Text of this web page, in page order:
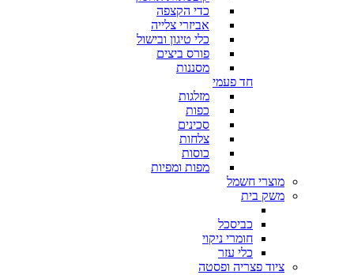
כדי הקצפה
אביזרי צלייה
כלי טיגון ובישול
פורס ביצים
מסננות
חד פעמי
מזלגות
כפות
סכינים
צלחות
כוסות
מפות ומפיות
מוצרי חשמל
משק בית
כביסכל
חומרי ניקוי
כלי עזר
ציוד פצריה ופסטה